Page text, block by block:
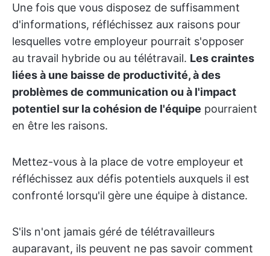
Une fois que vous disposez de suffisamment
d'informations, réfléchissez aux raisons pour
lesquelles votre employeur pourrait s'opposer
au travail hybride ou au télétravail. Les craintes
liées à une baisse de productivité, à des
problèmes de communication ou à l'impact
potentiel sur la cohésion de l'équipe pourraient
en être les raisons.
Mettez-vous à la place de votre employeur et
réfléchissez aux défis potentiels auxquels il est
confronté lorsqu'il gère une équipe à distance.
S'ils n'ont jamais géré de télétravailleurs
auparavant, ils peuvent ne pas savoir comment